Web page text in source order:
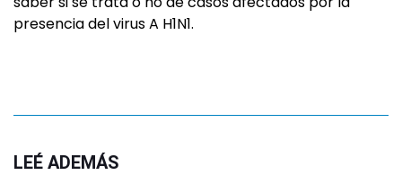
presencia del virus A H1N1.
LEÉ ADEMÁS